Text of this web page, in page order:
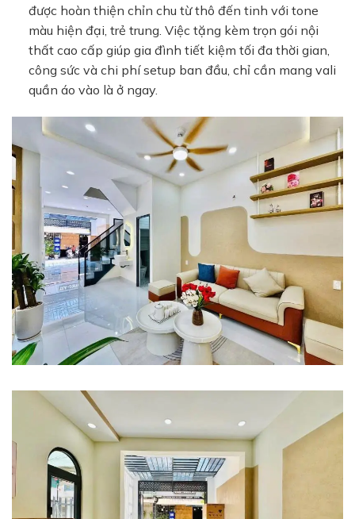
được hoàn thiện chỉn chu từ thô đến tinh với tone
màu hiện đại, trẻ trung. Việc tặng kèm trọn gói nội
thất cao cấp giúp gia đình tiết kiệm tối đa thời gian,
công sức và chi phí setup ban đầu, chỉ cần mang vali
quần áo vào là ở ngay.